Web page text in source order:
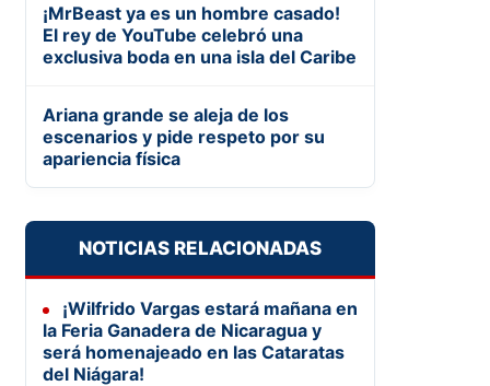
¡MrBeast ya es un hombre casado!
El rey de YouTube celebró una
exclusiva boda en una isla del Caribe
Ariana grande se aleja de los
escenarios y pide respeto por su
apariencia física
NOTICIAS RELACIONADAS
¡Wilfrido Vargas estará mañana en
la Feria Ganadera de Nicaragua y
será homenajeado en las Cataratas
del Niágara!